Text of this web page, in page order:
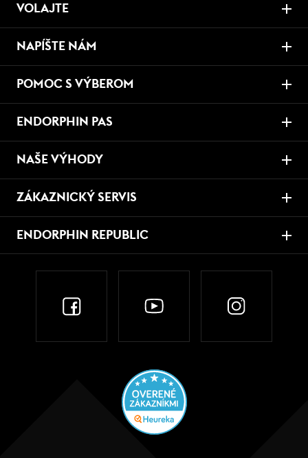
VOLAJTE
NAPÍŠTE NÁM
POMOC S VÝBEROM
ENDORPHIN PAS
NAŠE VÝHODY
ZÁKAZNICKÝ SERVIS
ENDORPHIN REPUBLIC